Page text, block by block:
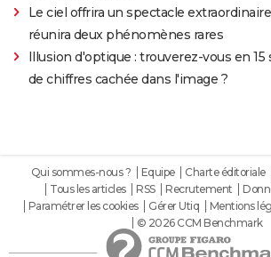
Le ciel offrira un spectacle
réunira deux phénomènes rares
Illusion d'optique : trouverez-vous en 15
de chiffres cachée dans l'image ?
Qui sommes-nous ? Equipe Charte éditoriale
Tous les articles
RSS Recrutement
Paramétrer les cookies
Gérer Utiq Mentions
© 2026 CCM Benchmark